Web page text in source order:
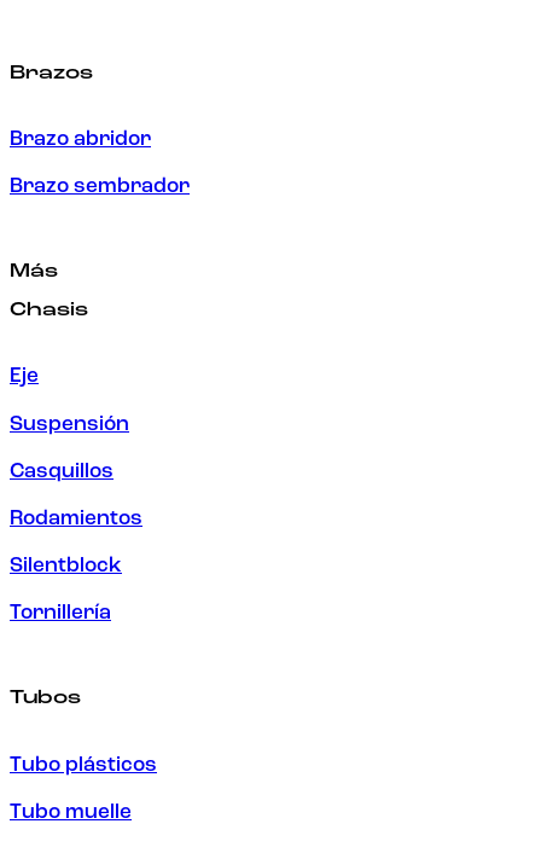
Brazos
Brazo abridor
Brazo sembrador
Más
Chasis
Eje
Suspensión
Casquillos
Rodamientos
Silentblock
Tornillería
Tubos
Tubo plásticos
Tubo muelle